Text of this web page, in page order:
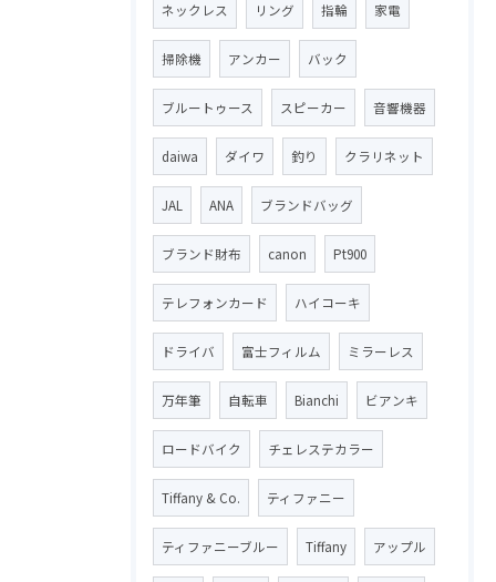
ネックレス リング 指輪 家電
掃除機 アンカー バック
ブルートゥース スピーカー 音響機器
daiwa ダイワ 釣り クラリネット
JAL ANA ブランドバッグ
ブランド財布 canon Pt900
テレフォンカード ハイコーキ
ドライバ 富士フィルム ミラーレス
万年筆 自転車 Bianchi ビアンキ
ロードバイク チェレステカラー
Tiffany & Co. ティファニー
ティファニーブルー Tiffany アップル